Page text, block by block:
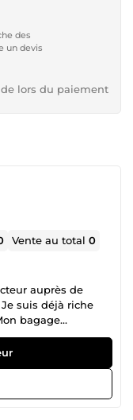
des
un devis
lors du paiement
Vente au total0
auprès de
suis déjà riche
bagage
maîtrise de
en avril 2026
expert.